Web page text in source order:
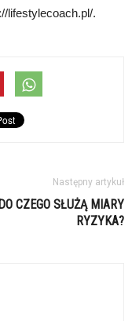
lifestylecoach.pl/.
Następny artykuł
DO CZEGO SŁUŻĄ MIARY
RYZYKA?